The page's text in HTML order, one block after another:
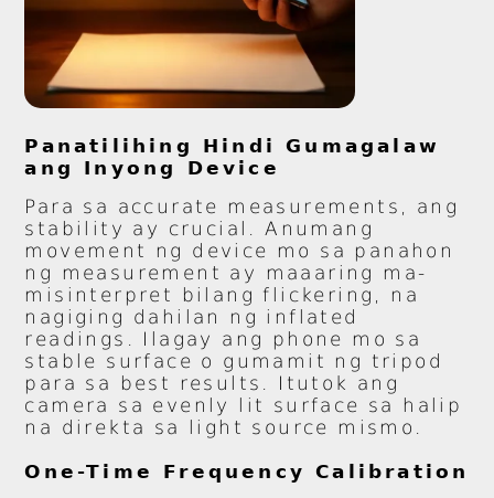
Panatilihing Hindi Gumagalaw
ang Inyong Device
Para sa accurate measurements, ang
stability ay crucial. Anumang
movement ng device mo sa panahon
ng measurement ay maaaring ma-
misinterpret bilang flickering, na
nagiging dahilan ng inflated
readings. Ilagay ang phone mo sa
stable surface o gumamit ng tripod
para sa best results. Itutok ang
camera sa evenly lit surface sa halip
na direkta sa light source mismo.
One-Time Frequency Calibration